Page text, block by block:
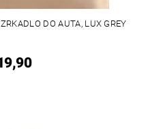
DO AUTA, LUX GREY